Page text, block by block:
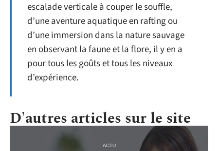
escalade verticale à couper le souffle,
d’une aventure aquatique en rafting ou
d’une immersion dans la nature sauvage
en observant la faune et la flore, il y en a
pour tous les goûts et tous les niveaux
d’expérience.
D'autres articles sur le site
ACTU